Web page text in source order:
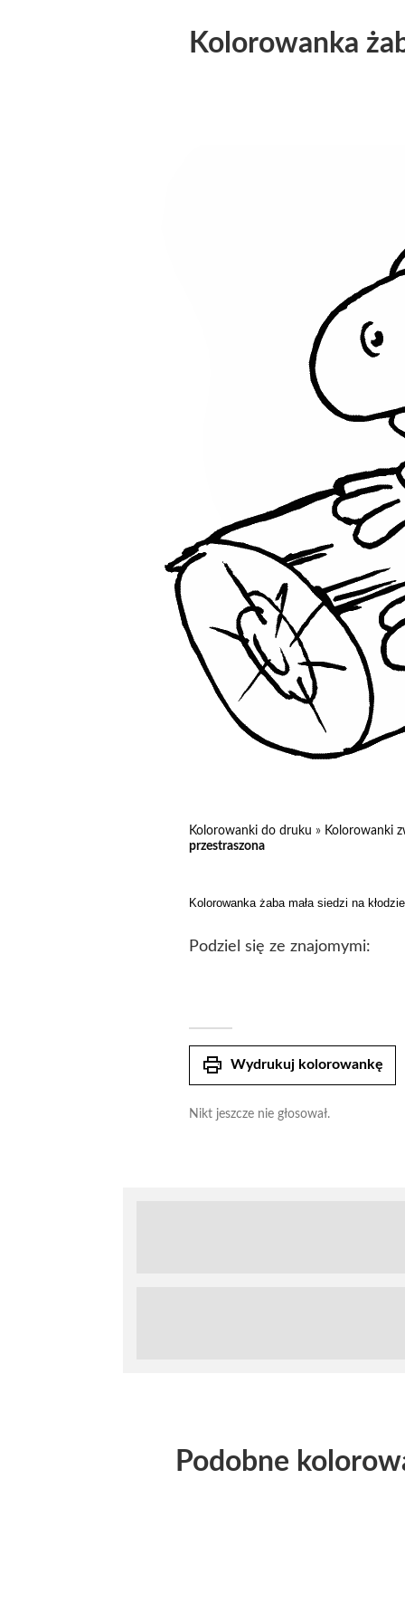
Kolorowanka
Kolorowanki do druku » Kolorowanki
przestraszona
Kolorowanka żaba mała siedzi na
Podziel się ze znajomymi:
print Wydrukuj kolorowankę
Nikt jeszcze nie głosował.
Podobne